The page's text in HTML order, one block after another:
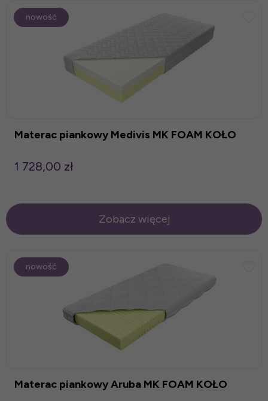
Materac piankowy Medivis MK FOAM KOŁO
1 728,00 zł
Zobacz więcej
nowość
Materac piankowy Aruba MK FOAM KOŁO
nowość